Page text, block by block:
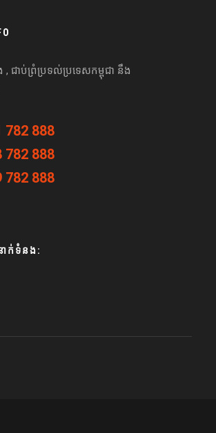
, ជាប់ព្រំប្រទល់ប្រទេសកម្ពុជា នឹង
782 888
782 888
782 888
ាក់ទំនង: